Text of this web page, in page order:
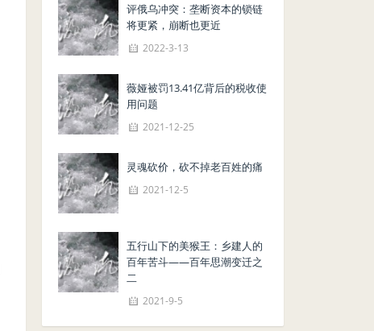
评俄乌冲突：垄断资本的锁链
将更紧，崩断也更近
2022-3-13
薇娅被罚13.41亿背后的税收使
用问题
2021-12-25
灵魂砍价，砍不掉老百姓的痛
2021-12-5
五行山下的美猴王：乡建人的
百年苦斗——百年思潮变迁之
二
2021-9-5